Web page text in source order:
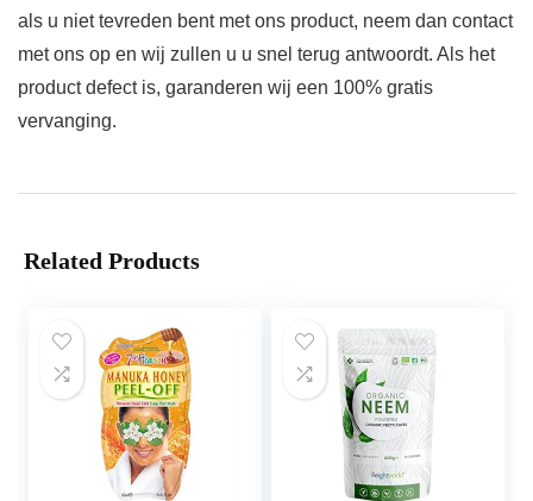
als u niet tevreden bent met ons product, neem dan contact
met ons op en wij zullen u u snel terug antwoordt. Als het
product defect is, garanderen wij een 100% gratis
vervanging.
Related Products